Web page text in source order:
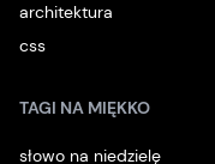
architektura
css
TAGI NA MIĘKKO
słowo na niedzielę